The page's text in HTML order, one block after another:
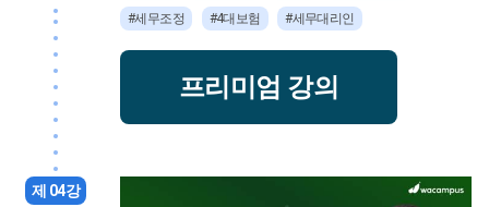
#세무조정
#4대보험 #세무대리인
프리미엄 강의
제 04강